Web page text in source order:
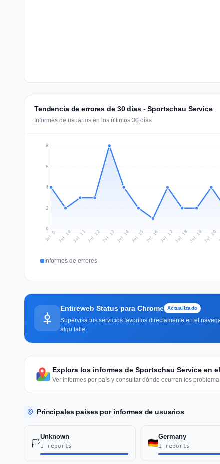
Tendencia de errores de 30 días - Sportschau Service
Informes de usuarios en los últimos 30 días
0
2
4
6
8
Jul 9 Jul 10 Jul 11Jul 12Jul 13 Jul 14 Jul 15 Jul 16 Jul 17 Jul 18Jul 19 Jul 20
Informes de errores
Entireweb Status para Chrome Actualizado
Supervisa tus servicios favoritos directamente en el
algo falle.
Explora los informes de Sportschau Service en
Ver informes por país y consultar dónde ocurren los
Principales países por informes de usuarios
🏳️
Unknown
1 reports
Germany
1 reports